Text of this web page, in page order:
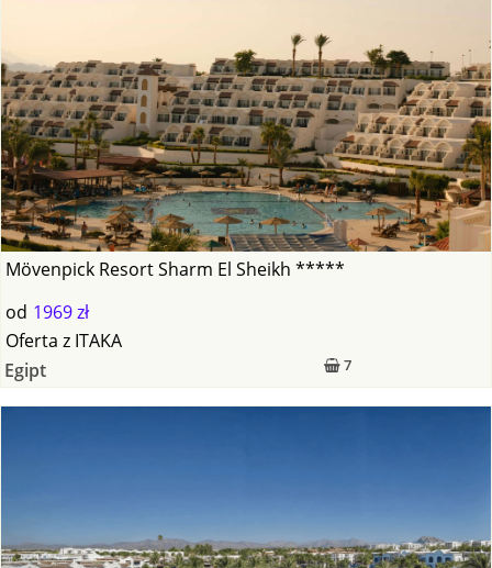
Mövenpick Resort Sharm El Sheikh *****
od 1969 zł
7
Oferta z ITAKA
Egipt